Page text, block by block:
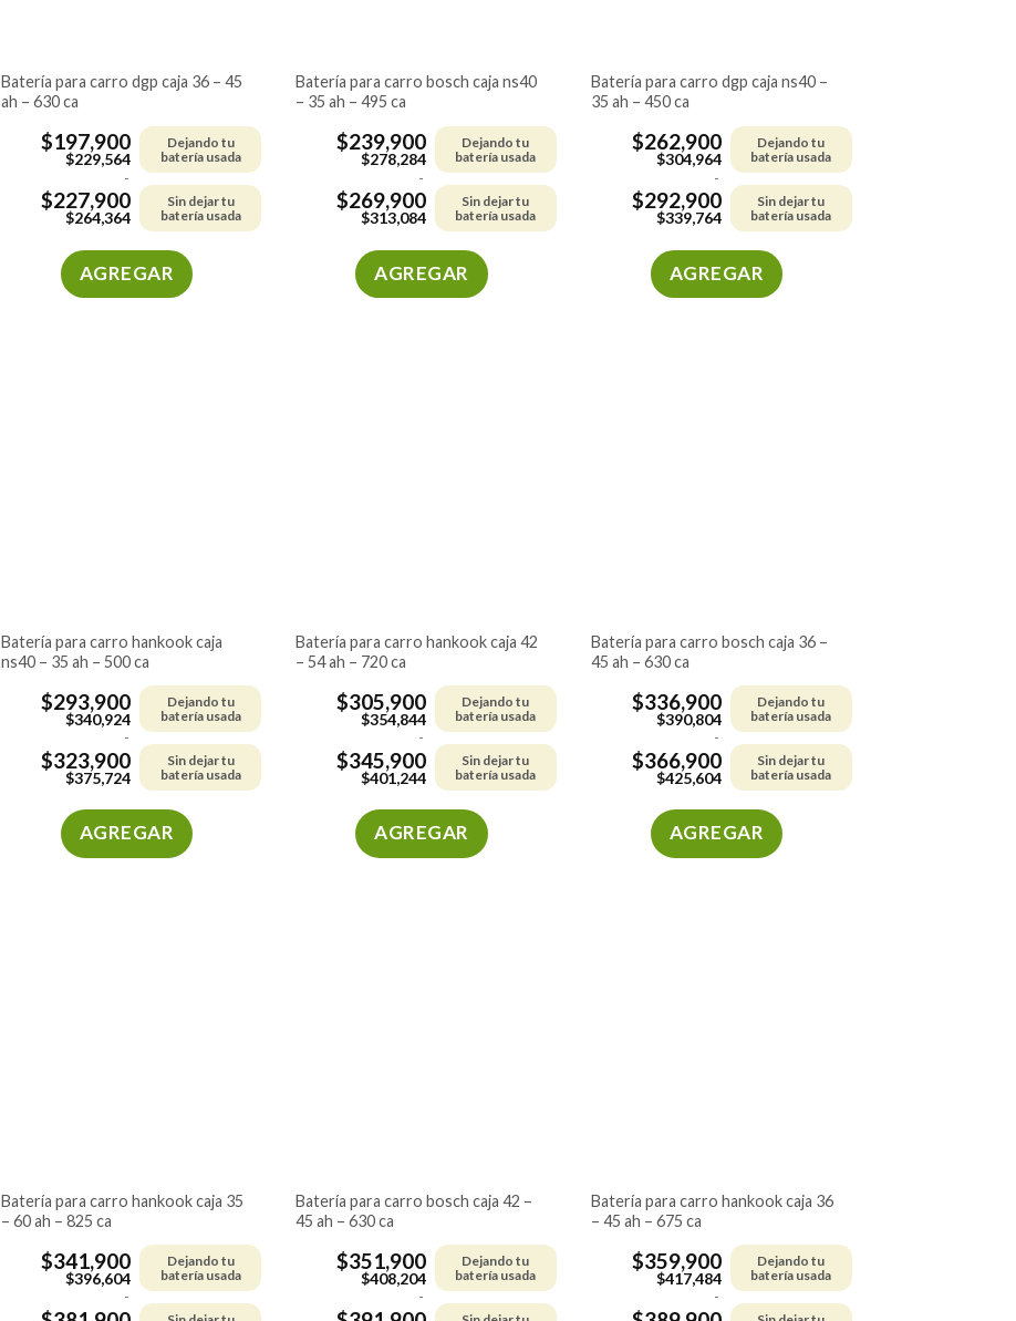
batería para carro dgp caja 36 – 45
ah – 630 ca
$197,900
$229,564
Dejando tu
batería usada
-
$227,900
$264,364
Sin dejar tu
batería usada
AGREGAR
de
producto
batería para carro bosch caja ns40
– 35 ah – 495 ca
$239,900
$278,284
Dejando tu
batería usada
-
$269,900
$313,084
Sin dejar tu
batería usada
AGREGAR
de
batería para carro dgp caja ns40 –
35 ah – 450 ca
$262,900
$304,964
Dejando tu
batería usada
-
$292,900
$339,764
Sin dejar tu
batería usada
AGREGAR
de
batería para carro hankook caja
ns40 – 35 ah – 500 ca
$293,900
$340,924
Dejando tu
batería usada
-
$323,900
$375,724
Sin dejar tu
batería usada
AGREGAR
de
batería para carro hankook caja 42
– 54 ah – 720 ca
$305,900
$354,844
Dejando tu
batería usada
-
$345,900
$401,244
Sin dejar tu
batería usada
AGREGAR
de
batería para carro bosch caja 36 –
45 ah – 630 ca
$336,900
$390,804
Dejando tu
batería usada
-
$366,900
$425,604
Sin dejar tu
batería usada
AGREGAR
de
batería para carro hankook caja 35
– 60 ah – 825 ca
$341,900
$396,604
Dejando tu
batería usada
-
batería para carro bosch caja 42 –
45 ah – 630 ca
$351,900
$408,204
Dejando tu
batería usada
-
batería para carro hankook caja 36
– 45 ah – 675 ca
$359,900
$417,484
Dejando tu
batería usada
-